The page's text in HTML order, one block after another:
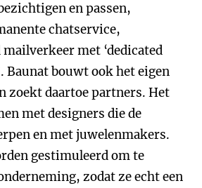
en passen,
chatservice,
met ‘dedicated
Baunat bouwt ook het eigen
zoekt daartoe partners. Het
met designers die de
en met juwelenmakers.
gestimuleerd om te
zodat ze echt een